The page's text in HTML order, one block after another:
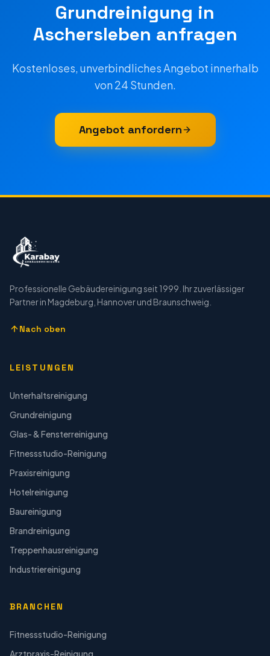
Grundreinigung in
Aschersleben anfragen
Kostenloses, unverbindliches Angebot innerhalb
von 24 Stunden.
Angebot anfordern
Professionelle Gebäudereinigung seit 1999. Ihr zuverlässiger
Partner in Magdeburg, Hannover und Braunschweig.
Nach oben
LEISTUNGEN
Unterhaltsreinigung
Grundreinigung
Glas- & Fensterreinigung
Fitnessstudio-Reinigung
Praxisreinigung
Hotelreinigung
Baureinigung
Brandreinigung
Treppenhausreinigung
Industriereinigung
BRANCHEN
Fitnessstudio-Reinigung
Arztpraxis-Reinigung